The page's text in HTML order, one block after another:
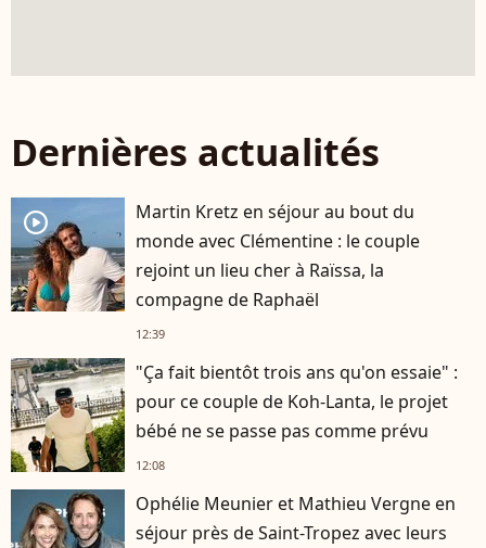
Dernières actualités
player2
Martin Kretz en séjour au bout du
monde avec Clémentine : le couple
rejoint un lieu cher à Raïssa, la
compagne de Raphaël
12:39
"Ça fait bientôt trois ans qu'on essaie" :
pour ce couple de Koh-Lanta, le projet
bébé ne se passe pas comme prévu
12:08
Ophélie Meunier et Mathieu Vergne en
séjour près de Saint-Tropez avec leurs